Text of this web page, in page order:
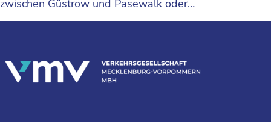
zwischen Güstrow und Pasewalk oder…